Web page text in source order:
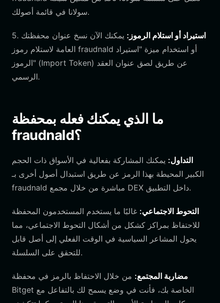
سولانا في قائمة أصولك.
5. استيراد أو استلام الرموز: يمكنك الآن نسخ عنوان محفظتك
العامة لاستلام رموز fraudnald أو استخدام ميزة "استيراد
الرموز" (Import Token) عن طريق لصق عنوان العقد
الرسمي.
ما الذي يمكنك فعله بمحفظة
fraudnald؟
التداول: يمكنك المشاركة بفعالية في الأسواق ذات الحجم
الكبير المحيطة بهذا الرمز عن طريق استبدال أصول أخرى بـ
fraudnald مباشرة من خلال مجمع DEX داخل التطبيق.
التحوط الاجتماعي: غالبًا ما يستخدم المستخدمون المحفظة
للاحتفاظ بمراكز كشكل من أشكال التحوط الاجتماعي، مما
يحول المشاعر السياسية في الوقت الفعلي إلى أصل قابل
للتحقق على السلسلة.
مضاربة المجتمع: من خلال الاحتفاظ بالرمز في محفظة
Bitget الخاصة بك، فأنت في وضع يسمح لك بالتفاعل مع